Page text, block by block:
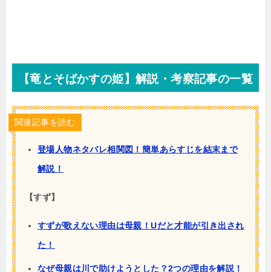
【竜とそばかすの姫】解説・考察記事の一覧
関連記事を読む
登場人物ネタバレ相関図！簡単あらすじを結末まで
解説！
【すず】
すずが歌えない理由は母親！Uだと才能が引き出され
た！
なぜ母親は川で助けようとした？2つの理由を解説！